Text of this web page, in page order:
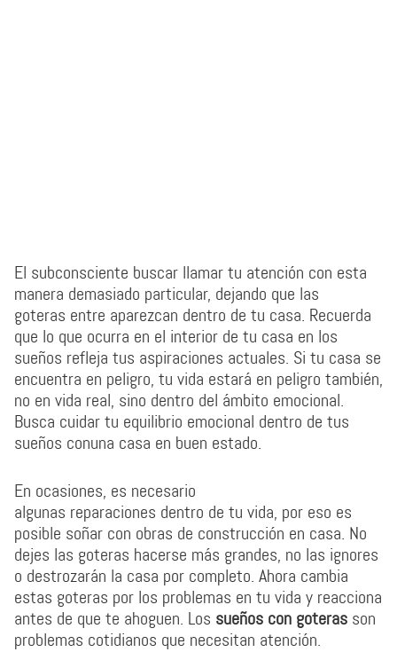
El subconsciente buscar llamar tu atención con esta
manera demasiado particular, dejando que las
goteras entre aparezcan dentro de tu casa. Recuerda
que lo que ocurra en el interior de tu casa en los
sueños refleja tus aspiraciones actuales. Si tu casa se
encuentra en peligro, tu vida estará en peligro también,
no en vida real, sino dentro del ámbito emocional.
Busca cuidar tu equilibrio emocional dentro de tus
sueños conuna casa en buen estado.
En ocasiones, es necesario
algunas reparaciones dentro de tu vida, por eso es
posible soñar con obras de construcción en casa. No
dejes las goteras hacerse más grandes, no las ignores
o destrozarán la casa por completo. Ahora cambia
estas goteras por los problemas en tu vida y reacciona
antes de que te ahoguen. Los sueños con goteras son
problemas cotidianos que necesitan atención.